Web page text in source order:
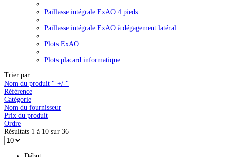
Paillasse intégrale ExAO 4 pieds
Paillasse intégrale ExAO à dégagement latéral
Plots ExAO
Plots placard informatique
Trier par
Nom du produit " +/-"
Référence
Catégorie
Nom du fournisseur
Prix du produit
Ordre
Résultats 1 à 10 sur 36